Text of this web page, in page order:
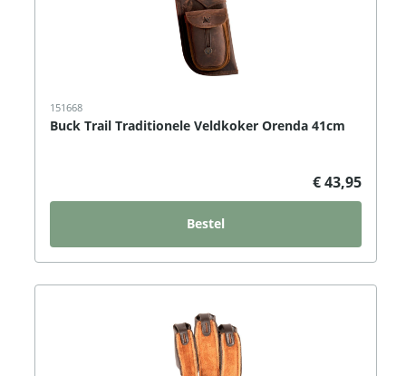
151668
Buck Trail Traditionele Veldkoker Orenda 41cm
€ 43,95
Bestel